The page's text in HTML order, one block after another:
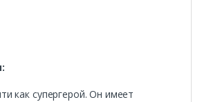
как супергерой. Он имеет